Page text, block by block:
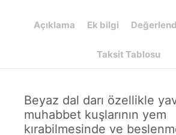
Açıklama Ek bilgi
Taksit Tablosu
Beyaz dal darı özellikle
muhabbet kuşlarının yem
kırabilmesinde ve